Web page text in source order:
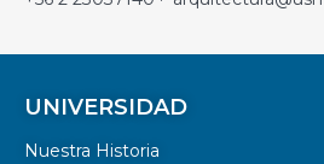
UNIVERSIDAD
Nuestra Historia